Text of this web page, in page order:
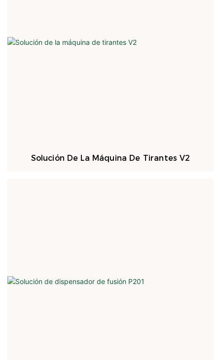
Solución De La Máquina De Tirantes V2